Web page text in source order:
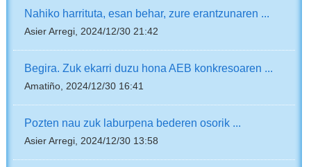
Nahiko harrituta, esan behar, zure erantzunaren ...
Asier Arregi, 2024/12/30 21:42
Begira. Zuk ekarri duzu hona AEB konkresoaren ...
Amatiño, 2024/12/30 16:41
Pozten nau zuk laburpena bederen osorik ...
Asier Arregi, 2024/12/30 13:58